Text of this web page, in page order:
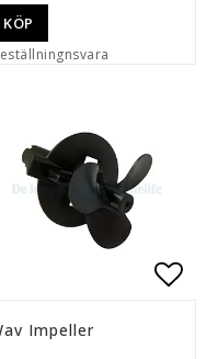
KÖP
i favoritlistan
Impeller